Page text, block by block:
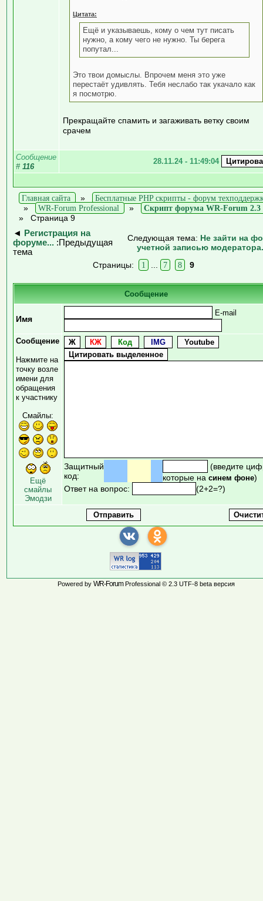
Цитата:
Ещё и указываешь, кому о чем тут писать
нужно, а кому чего не нужно. Ты берега
попутал...
Это твои домыслы. Впрочем меня это уже
перестаёт удивлять. Тебя неслабо так укачало как
я посмотрю.
Прекращайте спамить и загаживать ветку своим
срачем
Сообщение
# 116
28.11.24 - 11:49:04
Главная сайта »
Бесплатные PHP скрипты - форум
»
WR-Forum Professional »
Скрипт форума WR-Forum 2.3
» Страница 9
◄
Регистрация на
форуме... :Предыдущая
тема
Следующая тема: Не зайти на
учетной записью
Страницы:
1 7 8 9
Сообщение
Имя
E-mail
Сообщение
Нажмите на
точку возле
имени для
обращения
к участнику
Смайлы:
Ещё
смайлы
Эмодзи
Защитный
код:
(введите
которые на синем фоне)
Ответ на вопрос:
(2+2=?)
Powered by WR-ForumProfessional © 2.3 UTF-8 beta версия